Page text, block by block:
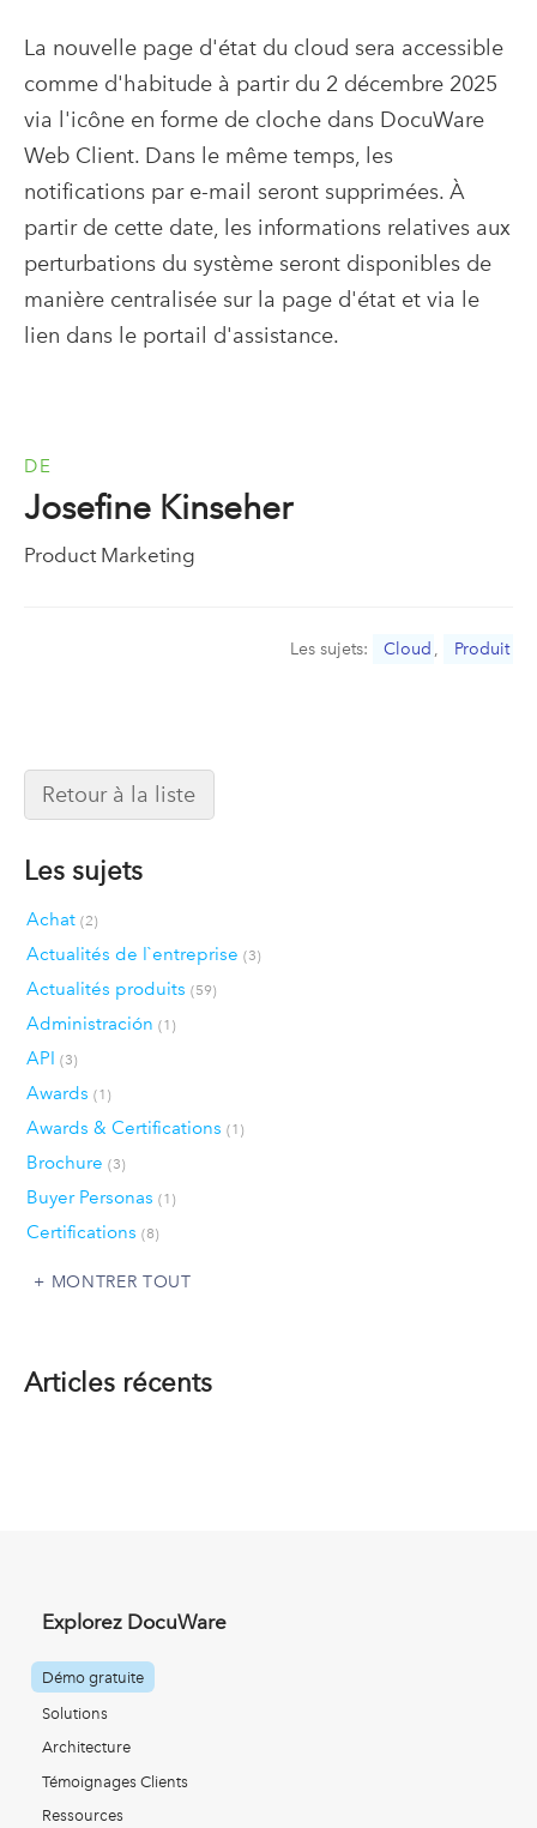
La nouvelle page d'état du cloud sera accessible
comme d'habitude à partir du 2 décembre 2025
via l'icône en forme de cloche dans DocuWare
Web Client. Dans le même temps, les
notifications par e-mail seront supprimées. À
partir de cette date, les informations relatives aux
perturbations du système seront disponibles de
manière centralisée sur la page d'état et via le
lien dans le portail d'assistance.
DE
Josefine Kinseher
Product Marketing
Les sujets: Cloud , Produit
Retour à la liste
Les sujets
Achat (2)
Actualités de l`entreprise (3)
Actualités produits (59)
Administración (1)
API (3)
Awards (1)
Awards & Certifications (1)
Brochure (3)
Buyer Personas (1)
Certifications (8)
MONTRER TOUT
Articles récents
Explorez DocuWare
Démo gratuite
Solutions
Architecture
Témoignages Clients
Ressources